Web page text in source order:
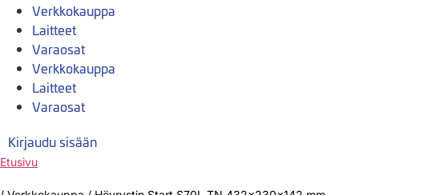
Verkkokauppa
Laitteet
Varaosat
Verkkokauppa
Laitteet
Varaosat
Kirjaudu sisään
Etusivu